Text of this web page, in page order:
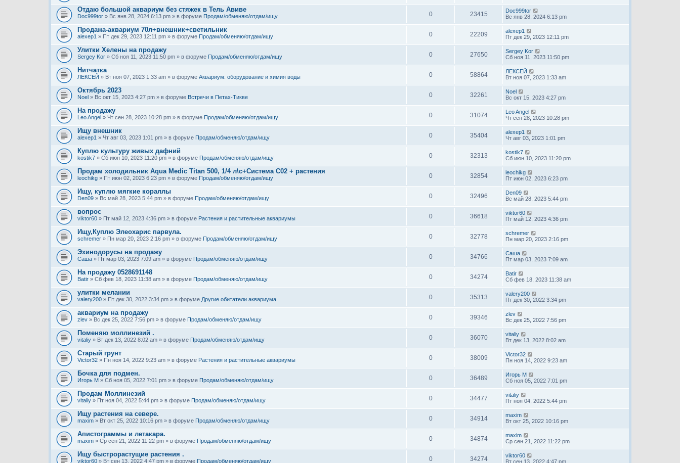
Отдаю большой аквариум без стяжек в Тель Авиве
Doc999tor » Вс янв 28, 2024 6:13 pm » в форуме Продам/обменяю/отдам/ищу 0 23415
Doc999tor
Вс янв 28, 2024 6:13 pm
Продажа-аквариум 70л+внешник+светильник
alexep1 » Пт дек 29, 2023 12:11 pm » в форуме Продам/обменяю/отдам/ищу 0 22209
alexep1
Пт дек 29, 2023 12:11 pm
Улитки Хелены на продажу
Sergey Kor » Сб ноя 11, 2023 11:50 pm » в форуме Продам/обменяю/отдам/ищу 0 27650
Sergey Kor
Сб ноя 11, 2023 11:50 pm
Нитчатка
ЛЕКСЕЙ » Вт ноя 07, 2023 1:33 am » в форуме Аквариум: оборудование и химия воды 0 58864
ЛЕКСЕЙ
Вт ноя 07, 2023 1:33 am
Октябрь 2023
Noel » Вс окт 15, 2023 4:27 pm » в форуме Встречи в Петах-Тикве 0 32261
Noel
Вс окт 15, 2023 4:27 pm
На продажу
Leo Angel » Чт сен 28, 2023 10:28 pm » в форуме Продам/обменяю/отдам/ищу 0 31074
Leo Angel
Чт сен 28, 2023 10:28 pm
Ищу внешник
alexep1 » Чт авг 03, 2023 1:01 pm » в форуме Продам/обменяю/отдам/ищу 0 35404
alexep1
Чт авг 03, 2023 1:01 pm
Куплю культуру живых дафний
kostik7 » Сб июн 10, 2023 11:20 pm » в форуме Продам/обменяю/отдам/ищу 0 32313
kostik7
Сб июн 10, 2023 11:20 pm
Продам холодильник Aqua Medic Titan 500, 1/4 л\с+Система С02 + растения
leochikg » Пт июн 02, 2023 6:23 pm » в форуме Продам/обменяю/отдам/ищу 0 32854
leochikg
Пт июн 02, 2023 6:23 pm
Ищу, куплю мягкие кораллы
Den09 » Вс май 28, 2023 5:44 pm » в форуме Продам/обменяю/отдам/ищу 0 32496
Den09
Вс май 28, 2023 5:44 pm
вопрос
viktor60 » Пт май 12, 2023 4:36 pm » в форуме Растения и растительные аквариумы 0 36618
viktor60
Пт май 12, 2023 4:36 pm
Ищу,Куплю Элеохарис парвула.
schremer » Пн мар 20, 2023 2:16 pm » в форуме Продам/обменяю/отдам/ищу 0 32778
schremer
Пн мар 20, 2023 2:16 pm
Эхинодорусы на продажу
Саша » Пт мар 03, 2023 7:09 am » в форуме Продам/обменяю/отдам/ищу 0 34766
Саша
Пт мар 03, 2023 7:09 am
На продажу 0528691148
Batir » Сб фев 18, 2023 11:38 am » в форуме Продам/обменяю/отдам/ищу 0 34274
Batir
Сб фев 18, 2023 11:38 am
улитки мелании
valery200 » Пт дек 30, 2022 3:34 pm » в форуме Другие обитатели аквариума 0 35313
valery200
Пт дек 30, 2022 3:34 pm
аквариум на продажу
zlev » Вс дек 25, 2022 7:56 pm » в форуме Продам/обменяю/отдам/ищу 0 39346
zlev
Вс дек 25, 2022 7:56 pm
Поменяю моллинезий .
vitaliy » Вт дек 13, 2022 8:02 am » в форуме Продам/обменяю/отдам/ищу 0 36070
vitaliy
Вт дек 13, 2022 8:02 am
Старый грунт
Victor32 » Пн ноя 14, 2022 9:23 am » в форуме Растения и растительные аквариумы 0 38009
Victor32
Пн ноя 14, 2022 9:23 am
Бочка для подмен.
Игорь М » Сб ноя 05, 2022 7:01 pm » в форуме Продам/обменяю/отдам/ищу 0 36489
Игорь М
Сб ноя 05, 2022 7:01 pm
Продам Моллинезий
vitaliy » Пт ноя 04, 2022 5:44 pm » в форуме Продам/обменяю/отдам/ищу 0 34477
vitaliy
Пт ноя 04, 2022 5:44 pm
Ищу растения на севере.
maxim » Вт окт 25, 2022 10:16 pm » в форуме Продам/обменяю/отдам/ищу 0 34914
maxim
Вт окт 25, 2022 10:16 pm
Апистограммы и летакара.
maxim » Ср сен 21, 2022 11:22 pm » в форуме Продам/обменяю/отдам/ищу 0 34874
maxim
Ср сен 21, 2022 11:22 pm
Ищу быстрорастущие растения .
viktor60 » Вт сен 13, 2022 4:47 pm » в форуме Продам/обменяю/отдам/ищу 0 34274
viktor60
Вт сен 13, 2022 4:47 pm